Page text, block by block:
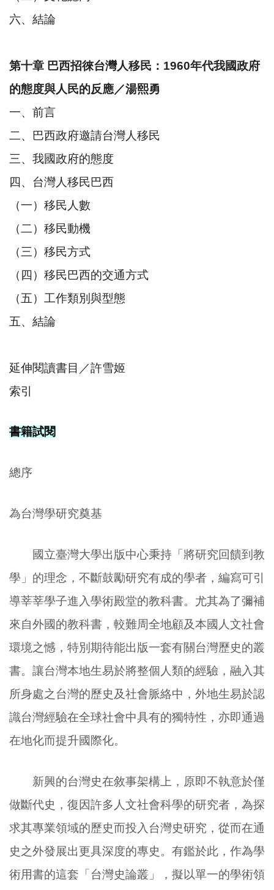
六、結論
第十章 巴西招徠台灣人移民：1960年代我國政府
的態度與人民的反應／湯熙勇
一、前言
二、巴西政府邀請台灣人移民
三、我國政府的態度
四、台灣人移民巴西
（一）移民人數
（二）移民動機
（三）移民方式
（四）移民巴西的交通方式
（五）工作類別與型態
五、結論
延伸閱讀書目／許雪姬
索引
書籍試閱
總序
為台灣學研究奠基
國立臺灣大學出版中心秉持「將研究回饋到教
學」的理念，不斷鼓勵研究有成的學者，編寫可引
導莘莘學子進入學術殿堂的教科書。尤其為了彌補
來自外國的教科書，較難周全地顧及本國人文社會
環境之憾，特別期待能出版一套有關台灣歷史的叢
書。讓台灣本地生易於將整個人類的經驗，融入其
所身處之台灣的歷史及社會脈絡中，外地生易於認
識台灣經驗在全球社會中具有的獨特性，亦即通過
在地化而提升國際化。
新興的台灣史在敘事架構上，原即不執意於僅
做斷代史，復因許多人文社會科學的研究者，為探
求其專業領域的歷史而投入台灣史研究，從而在通
史之外發展出更具深度的專史。有鑑於此，作為學
術用書的這套「台灣史論叢」，擬以單一的學術領